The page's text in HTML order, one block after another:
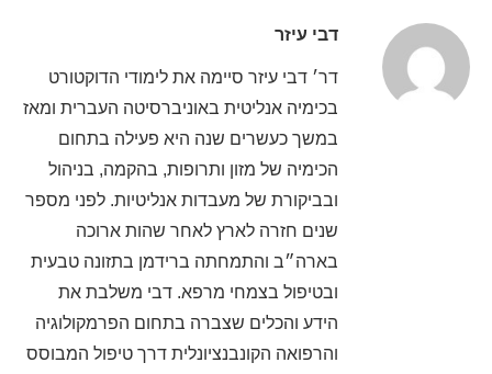
דבי עיזר
דר׳ דבי עיזר סיימה את לימודי הדוקטורט
בכימיה אנליטית באוניברסיטה העברית ומאז
במשך כעשרים שנה היא פעילה בתחום
הכימיה של מזון ותרופות, בהקמה, בניהול
ובביקורת של מעבדות אנליטיות. לפני מספר
שנים חזרה לארץ לאחר שהות ארוכה
בארה״ב והתמחתה ברידמן בתזונה טבעית
ובטיפול בצמחי מרפא. דבי משלבת את
הידע והכלים שצברה בתחום הפרמקולוגיה
והרפואה הקונבנציונלית דרך טיפול המבוסס